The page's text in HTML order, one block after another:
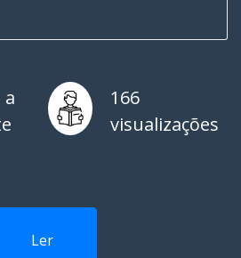
166
visualizações
Ler